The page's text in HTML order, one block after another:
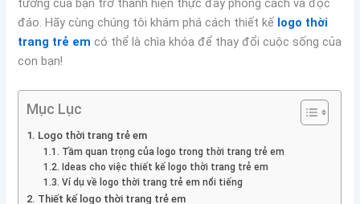
tưởng của bạn trở thành hiện thực đầy phong cách và độc
đáo. Hãy cùng chúng tôi khám phá cách thiết kế logo thời
trang trẻ em có thể là chìa khóa để thay đổi cuộc sống của
con bạn!
Mục Lục
Logo thời trang trẻ em
Tầm quan trọng của logo trong thời trang trẻ em
Ideas cho việc thiết kế logo thời trang trẻ em
Ví dụ về logo thời trang trẻ em nổi tiếng
Thiết kế logo thời trang trẻ em